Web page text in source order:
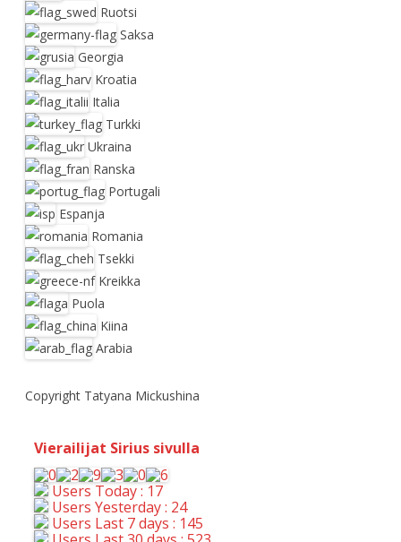
Ruotsi
Saksa
Georgia
Kroatia
Italia
Turkki
Ukraina
Ranska
Portugali
Espanja
Romania
Tsekki
Kreikka
Puola
Kiina
Arabia
Copyright Tatyana Mickushina
Vierailijat Sirius sivulla
Users Today : 17
Users Yesterday : 24
Users Last 7 days : 145